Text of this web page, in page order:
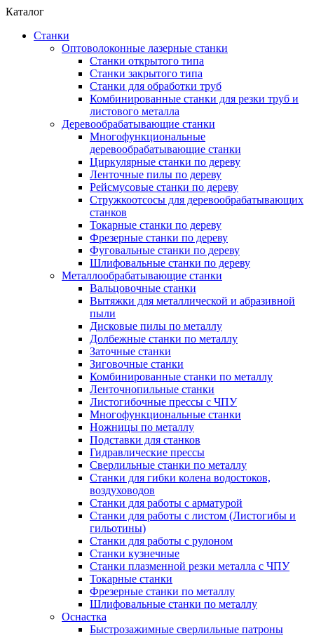
Каталог
Станки
Оптоволоконные лазерные станки
Станки открытого типа
Станки закрытого типа
Станки для обработки труб
Комбинированные станки для резки труб и
листового металла
Деревообрабатывающие станки
Многофункциональные
деревообрабатывающие станки
Циркулярные станки по дереву
Ленточные пилы по дереву
Рейсмусовые станки по дереву
Стружкоотсосы для деревообрабатывающих
станков
Токарные станки по дереву
Фрезерные станки по дереву
Фуговальные станки по дереву
Шлифовальные станки по дереву
Металлообрабатывающие станки
Вальцовочные станки
Вытяжки для металлической и абразивной
пыли
Дисковые пилы по металлу
Долбежные станки по металлу
Заточные станки
Зиговочные станки
Комбинированные станки по металлу
Ленточнопильные станки
Листогибочные прессы с ЧПУ
Многофункциональные станки
Ножницы по металлу
Подставки для станков
Гидравлические прессы
Сверлильные станки по металлу
Станки для гибки колена водостоков,
воздуховодов
Станки для работы с арматурой
Станки для работы с листом (Листогибы и
гильотины)
Станки для работы с рулоном
Станки кузнечные
Станки плазменной резки металла с ЧПУ
Токарные станки
Фрезерные станки по металлу
Шлифовальные станки по металлу
Оснастка
Быстрозажимные сверлильные патроны